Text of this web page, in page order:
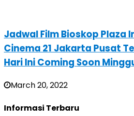
Jadwal Film Bioskop Plaza
Cinema 21 Jakarta Pusat
Hari Ini Coming Soon
March 20, 2022
Informasi Terbaru